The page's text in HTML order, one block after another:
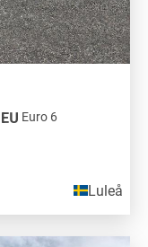
Euro 6
Luleå